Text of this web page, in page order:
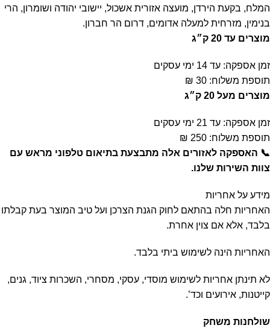
המלח, בקעת הירדן, מועצה אזורית אשכול, יישובי יהודה ושומרון, הרי
בנימין, מזרחית למעלה אדומים, דרום הר חברון.
מוצרים עד 20 ק״ג
זמן אספקה: עד 14 ימי עסקים
תוספת משלוח: 30 ₪
מוצרים מעל 20 ק״ג
זמן אספקה: עד 21 ימי עסקים
תוספת משלוח: 250 ₪
📞 האספקה לאזורים אלה מתבצעת בתיאום טלפוני מראש עם
צוות השירות שלנו.
מידע על אחריות
האחריות חלה בהתאם לחוק הגנת הצרכן ועל טיב המוצר בעת קבלתו
בלבד, אלא אם צוין אחרת.
האחריות הינה לשימוש ביתי בלבד.
לא תינתן אחריות לשימוש מוסדי, עסקי, מסחרי, השכרות ציוד, גנים,
קייטנות, אירועים וכד’.
שולחנות משחק